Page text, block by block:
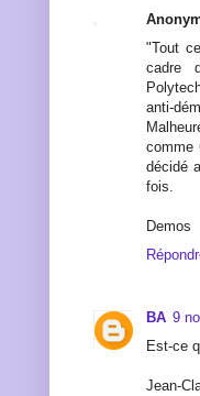
"Tout
cadre
anti-
comme
décidé
fois.
Demos
BA 9
Est-ce
Jean-